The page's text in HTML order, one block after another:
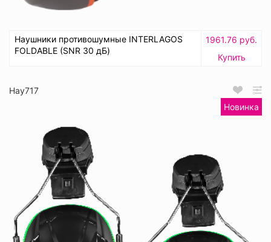
Наушники противошумные INTERLAGOS
FOLDABLE (SNR 30 дБ)
1961.76 руб.
Купить
Нау717
Новинка